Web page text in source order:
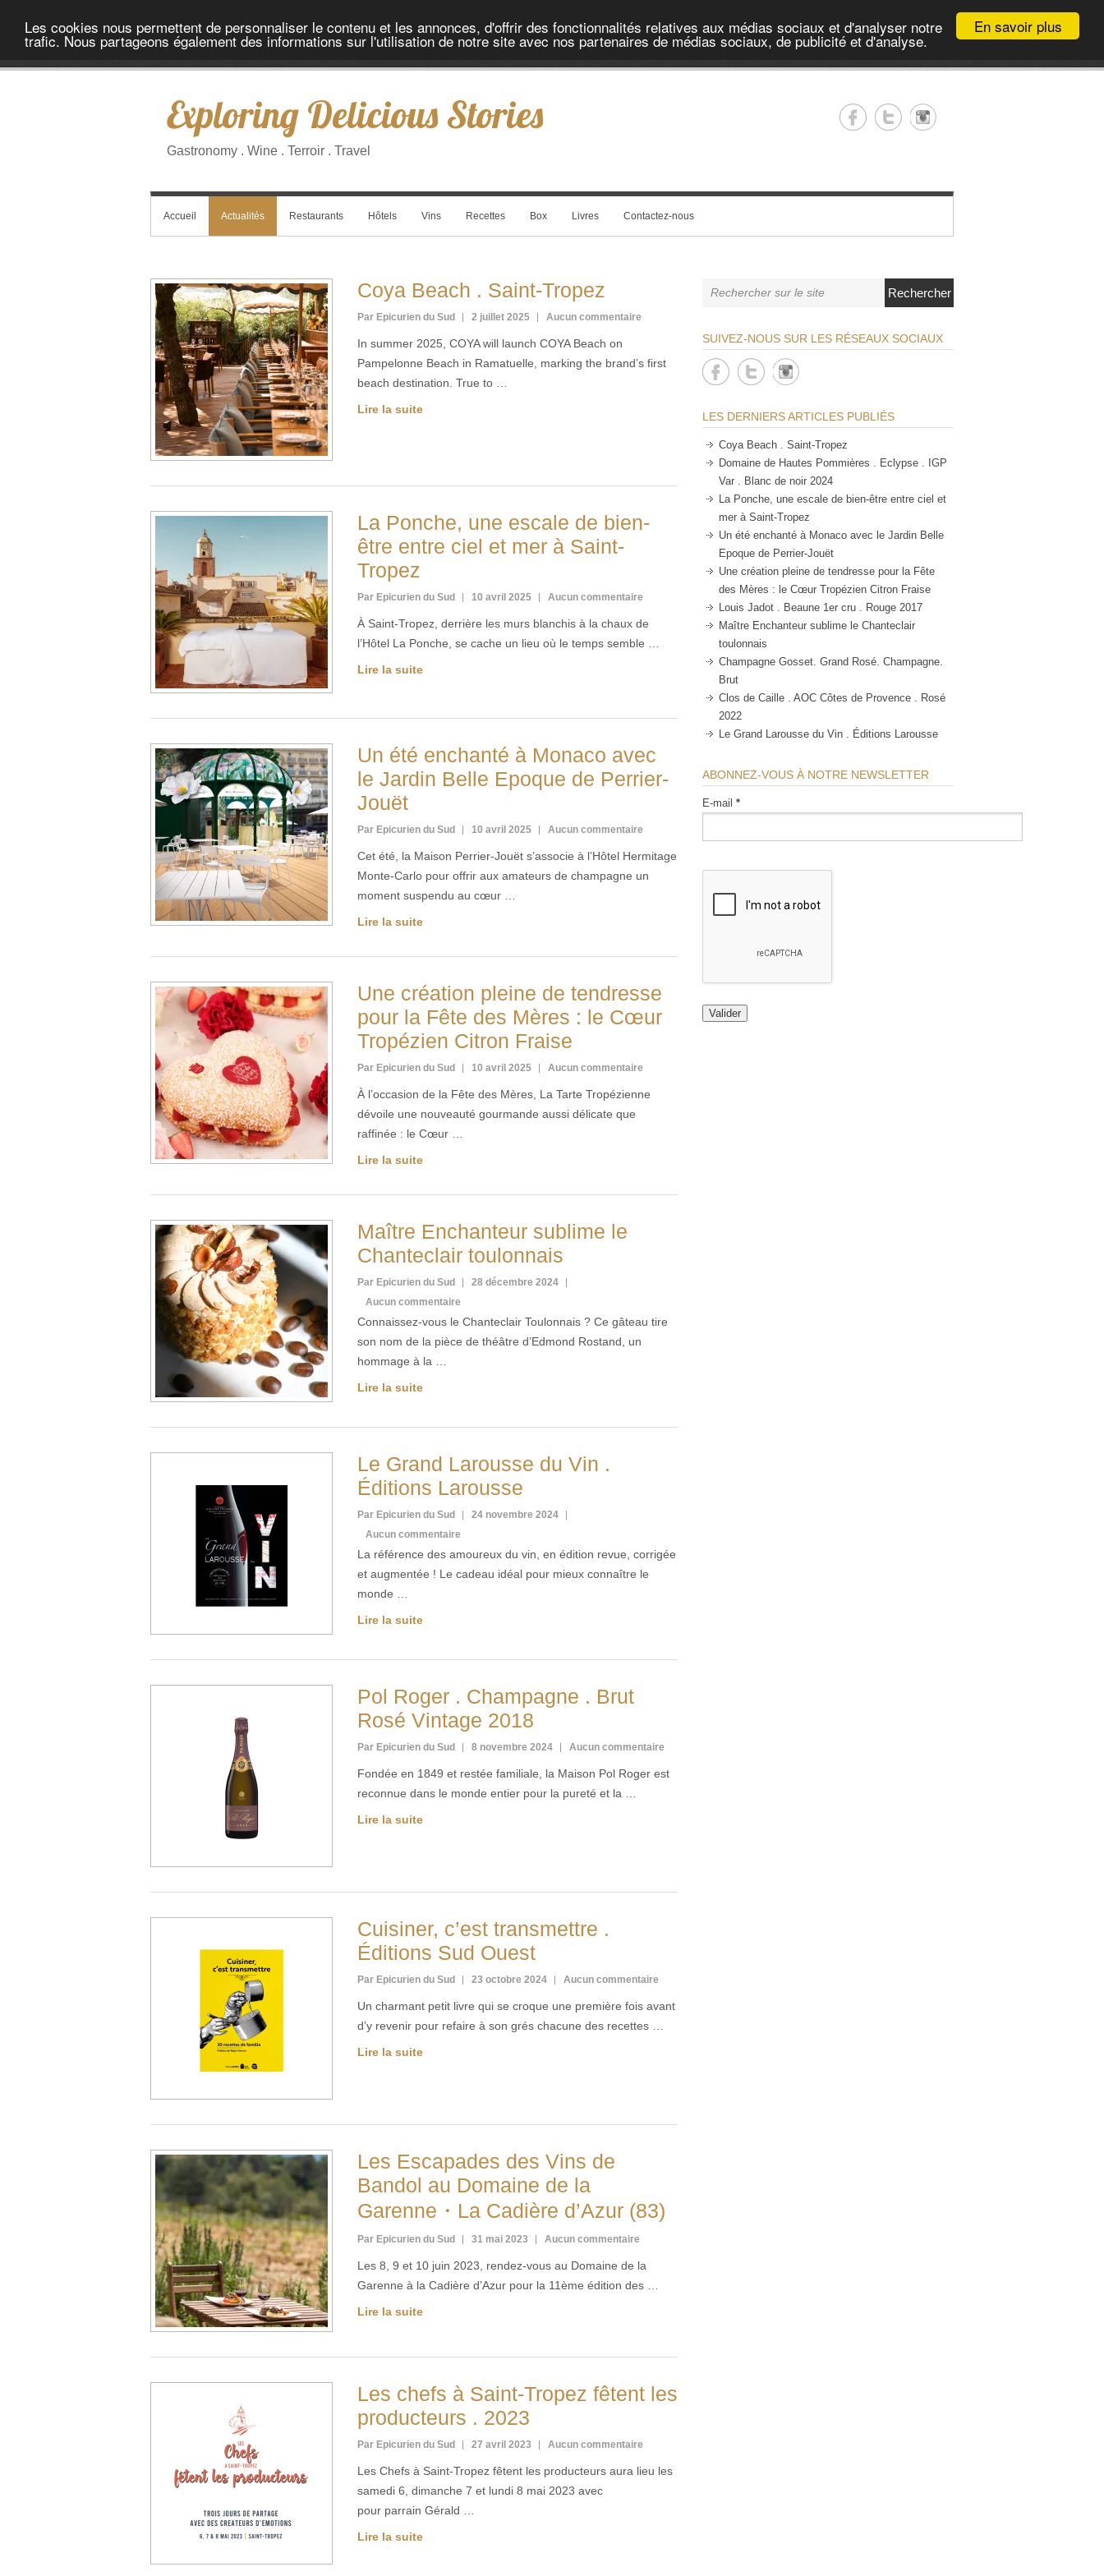
En savoir plus
Les cookies nous permettent de personnaliser le contenu et les annonces, d'offrir des fonctionnalités relatives aux médias sociaux et d'analyser notre
trafic. Nous partageons également des informations sur l'utilisation de notre site avec nos partenaires de médias sociaux, de publicité et d'analyse.
Exploring Delicious Stories
Gastronomy . Wine . Terroir . Travel
Accueil Actualités Restaurants Hôtels Vins Recettes Box Livres Contactez-nous
Coya Beach . Saint-Tropez
Par Epicurien du Sud 2 juillet 2025 Aucun commentaire
In summer 2025, COYA will launch COYA Beach on
Pampelonne Beach in Ramatuelle, marking the brand’s first
beach destination. True to …
Lire la suite
La Ponche, une escale de bien-
être entre ciel et mer à Saint-
Tropez
Par Epicurien du Sud 10 avril 2025 Aucun commentaire
À Saint-Tropez, derrière les murs blanchis à la chaux de
l’Hôtel La Ponche, se cache un lieu où le temps semble …
Lire la suite
Un été enchanté à Monaco avec
le Jardin Belle Epoque de Perrier-
Jouët
Par Epicurien du Sud 10 avril 2025 Aucun commentaire
Cet été, la Maison Perrier-Jouët s’associe à l’Hôtel Hermitage
Monte-Carlo pour offrir aux amateurs de champagne un
moment suspendu au cœur …
Lire la suite
Une création pleine de tendresse
pour la Fête des Mères : le Cœur
Tropézien Citron Fraise
Par Epicurien du Sud 10 avril 2025 Aucun commentaire
À l’occasion de la Fête des Mères, La Tarte Tropézienne
dévoile une nouveauté gourmande aussi délicate que
raffinée : le Cœur …
Lire la suite
Maître Enchanteur sublime le
Chanteclair toulonnais
Par Epicurien du Sud
28 décembre 2024
Aucun commentaire
Connaissez-vous le Chanteclair Toulonnais ? Ce gâteau tire
son nom de la pièce de théâtre d’Edmond Rostand, un
hommage à la …
Lire la suite
Le Grand Larousse du Vin .
Éditions Larousse
Par Epicurien du Sud
24 novembre 2024
Aucun commentaire
La référence des amoureux du vin, en édition revue, corrigée
et augmentée ! Le cadeau idéal pour mieux connaître le
monde …
Lire la suite
Pol Roger . Champagne . Brut
Rosé Vintage 2018
Par Epicurien du Sud 8 novembre 2024 Aucun commentaire
Fondée en 1849 et restée familiale, la Maison Pol Roger est
reconnue dans le monde entier pour la pureté et la …
Lire la suite
Cuisiner, c’est transmettre .
Éditions Sud Ouest
Par Epicurien du Sud 23 octobre 2024 Aucun commentaire
Un charmant petit livre qui se croque une première fois avant
d’y revenir pour refaire à son grés chacune des recettes …
Lire la suite
Les Escapades des Vins de
Bandol au Domaine de la
Garenne・La Cadière d’Azur (83)
Par Epicurien du Sud 31 mai 2023 Aucun commentaire
Les 8, 9 et 10 juin 2023, rendez-vous au Domaine de la
Garenne à la Cadière d’Azur pour la 11ème édition des …
Lire la suite
Les chefs à Saint-Tropez fêtent les
producteurs . 2023
Par Epicurien du Sud 27 avril 2023 Aucun commentaire
Les Chefs à Saint-Tropez fêtent les producteurs aura lieu les
samedi 6, dimanche 7 et lundi 8 mai 2023 avec
pour parrain Gérald …
Lire la suite
Rechercher
SUIVEZ-NOUS SUR LES RÉSEAUX SOCIAUX
LES DERNIERS ARTICLES PUBLIÉS
Coya Beach . Saint-Tropez
Domaine de Hautes Pommières . Eclypse . IGP
Var . Blanc de noir 2024
La Ponche, une escale de bien-être entre ciel et
mer à Saint-Tropez
Un été enchanté à Monaco avec le Jardin Belle
Epoque de Perrier-Jouët
Une création pleine de tendresse pour la Fête
des Mères : le Cœur Tropézien Citron Fraise
Louis Jadot . Beaune 1er cru . Rouge 2017
Maître Enchanteur sublime le Chanteclair
toulonnais
Champagne Gosset. Grand Rosé. Champagne.
Brut
Clos de Caille . AOC Côtes de Provence . Rosé
2022
Le Grand Larousse du Vin . Éditions Larousse
ABONNEZ-VOUS À NOTRE NEWSLETTER
E-mail *